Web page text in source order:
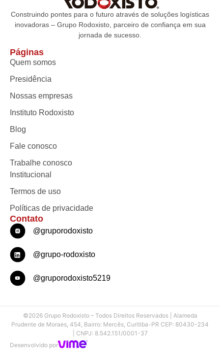
Construindo pontes para o futuro através de soluções logísticas
inovadoras – Grupo Rodoxisto, parceiro de confiança em sua
jornada de sucesso.
Páginas
Quem somos
Presidência
Nossas empresas
Instituto Rodoxisto
Blog
Fale conosco
Trabalhe conosco
Institucional
Termos de uso
Políticas de privacidade
Contato
@gruporodoxisto
@grupo-rodoxisto
@gruporodoxisto5219
©2026 Grupo Rodoxisto – Todos Direitos Reservados | Alameda
Prudente de Moraes, 454, Bairro: Mercês, Curitiba-PR CEP: 80430-234
| CNPJ: 8.542.151/0001-37
Desenvolvido por